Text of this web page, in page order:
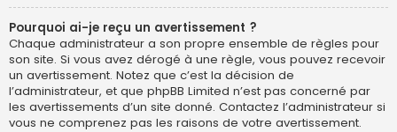
Pourquoi ai-je reçu un avertissement ?
Chaque administrateur a son propre ensemble de règles pour
son site. Si vous avez dérogé à une règle, vous pouvez recevoir
un avertissement. Notez que c’est la décision de
l’administrateur, et que phpBB Limited n’est pas concerné par
les avertissements d’un site donné. Contactez l’administrateur si
vous ne comprenez pas les raisons de votre avertissement.